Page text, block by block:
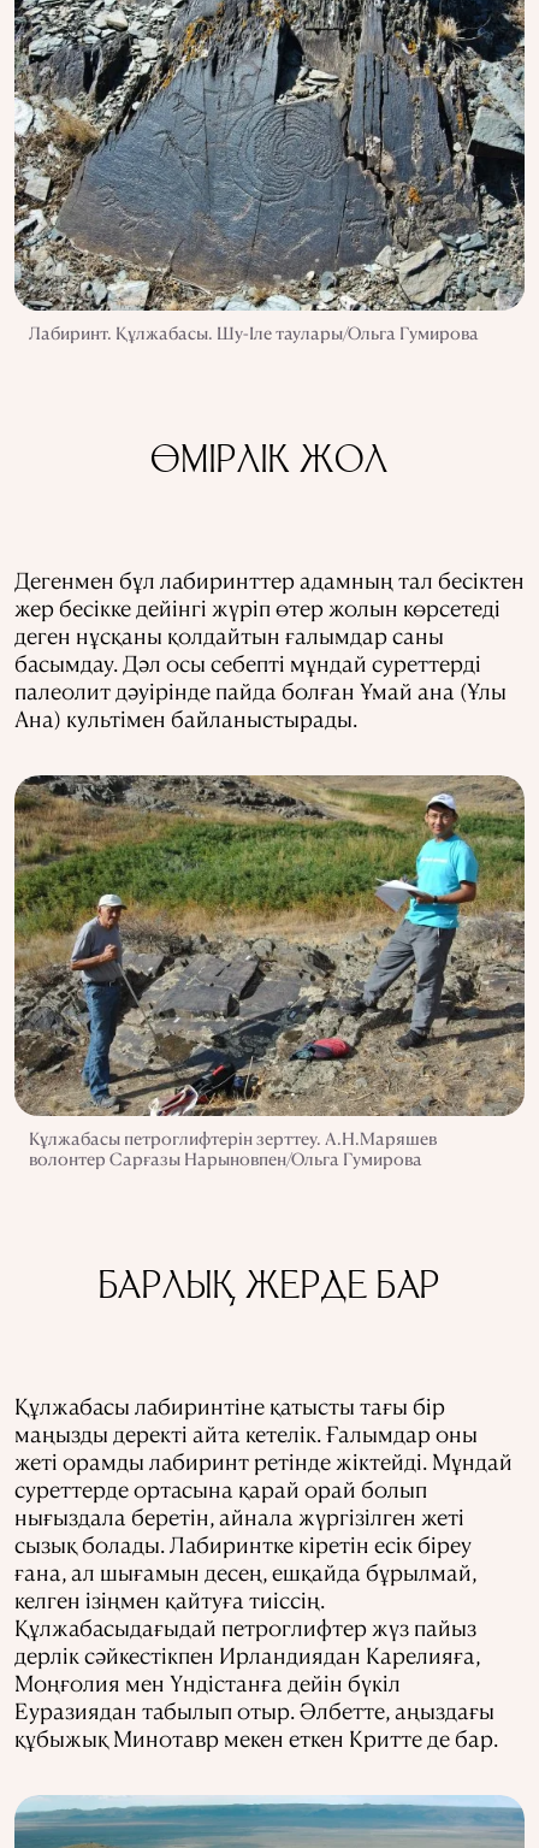
Лабиринт. Құлжабасы. Шу-Іле таулары/Ольга Гумирова
ӨМІРЛІК ЖОЛ
Дегенмен бұл лабиринттер адамның тал бесіктен
жер бесікке дейінгі жүріп өтер жолын көрсетеді
деген нұсқаны қолдайтын ғалымдар саны
басымдау. Дәл осы себепті мұндай суреттерді
палеолит дәуірінде пайда болған Ұмай ана (Ұлы
Ана) культімен байланыстырады.
Кұлжабасы петроглифтерін зерттеу. А.Н.Маряшев
волонтер Сарғазы Нарыновпен/Ольга Гумирова
БАРЛЫҚ ЖЕРДЕ БАР
Құлжабасы лабиринтіне қатысты тағы бір
маңызды деректі айта кетелік. Ғалымдар оны
жеті орамды лабиринт ретінде жіктейді. Мұндай
суреттерде ортасына қарай орай болып
нығыздала беретін, айнала жүргізілген жеті
сызық болады. Лабиринтке кіретін есік біреу
ғана, ал шығамын десең, ешқайда бұрылмай,
келген ізіңмен қайтуға тиіссің.
Құлжабасыдағыдай петроглифтер жүз пайыз
дерлік сәйкестікпен Ирландиядан Карелияға,
Моңғолия мен Үндістанға дейін бүкіл
Еуразиядан табылып отыр. Әлбетте, аңыздағы
құбыжық Минотавр мекен еткен Критте де бар.